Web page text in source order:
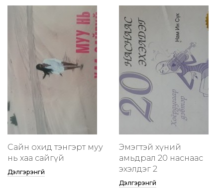
Сайн охид тэнгэрт муу
нь хаа сайгүй
Дэлгэрэнгүй
Эмэгтэй хүний
амьдрал 20 наснаас
эхэлдэг 2
Дэлгэрэнгүй